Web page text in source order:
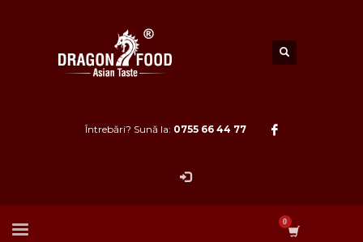
Întrebări? Sună la: 0755 66 44 77